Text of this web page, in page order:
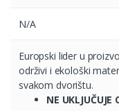
N/A
Europski lider u
održivi i ekološki
svakom dvorištu.
NE